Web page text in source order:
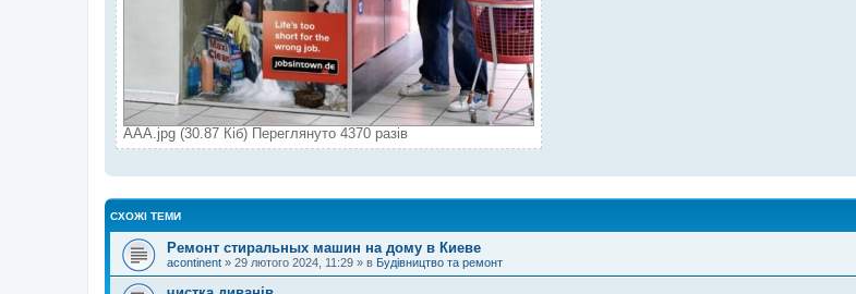
ААА.jpg (30.87 Кіб) Переглянуто 4370 разів
СХОЖІ ТЕМИ
Ремонт стиральных машин на дому в Киеве
acontinent » 29 лютого 2024, 11:29 » в Будівництво та ремонт